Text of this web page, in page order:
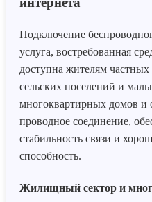
Подключение
услуга, востребованная
доступна жителям частных
сельских поселений и
многоквартирных домов и
проводное соединение,
стабильность связи и
способность.
Жилищный сектор и